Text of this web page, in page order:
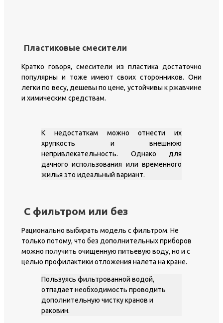
Пластиковые смесители
Кратко говоря, смесители из пластика достаточно
популярны и тоже имеют своих сторонников. Они
легки по весу, дешевы по цене, устойчивы к ржавчине
и химическим средствам.
К недостаткам можно отнести их
хрупкость и внешнюю
непривлекательность. Однако для
дачного использования или временного
жилья это идеальный вариант.
С фильтром или без
Рационально выбирать модель с фильтром. Не
только потому, что без дополнительных приборов
можно получить очищенную питьевую воду, но и с
целью профилактики отложения налета на кране.
Пользуясь фильтрованной водой,
отпадает необходимость проводить
дополнительную чистку кранов и
раковин.